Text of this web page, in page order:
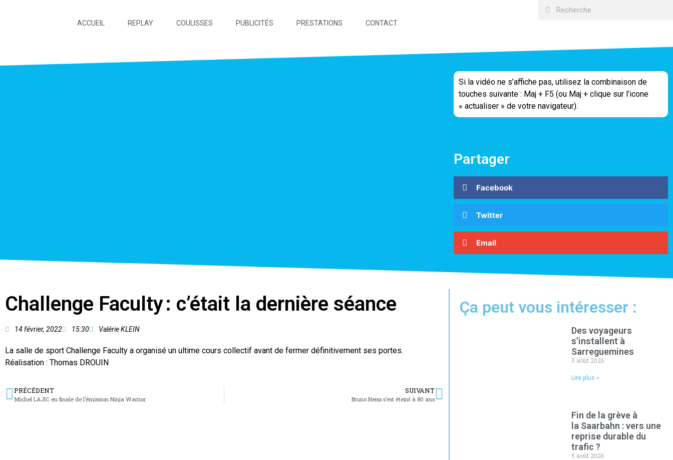
ACCUEIL REPLAY COULISSES PUBLICITÉS PRESTATIONS CONTACT
Si la vidéo ne s’affiche pas, utilisez la combinaison de
touches suivante : Maj + F5 (ou Maj + clique sur l’icone
« actualiser » de votre navigateur).
Partager
Facebook
Twitter
Email
Challenge Faculty : c’était la dernière séance
14 février, 2022 15:30 Valérie KLEIN
La salle de sport Challenge Faculty a organisé un ultime cours collectif avant de fermer définitivement ses portes.
Réalisation : Thomas DROUIN
PRÉCÉDENT
Michel LAJIC en finale de l’émission Ninja Warrior
SUIVANT
Bruno Neiss s’est éteint à 80 ans
Ça peut vous intéresser :
Des voyageurs
s’installent à
Sarreguemines
5 août 2026
Lire plus »
Fin de la grève à
la Saarbahn : vers une
reprise durable du
trafic ?
5 août 2026